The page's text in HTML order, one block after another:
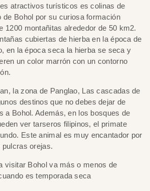
atractivos turísticos es colinas de
de Bohol por su curiosa formación
1200 montañitas alrededor de 50 km2.
cubiertas de hierba en la época de
en la época seca la hierba se seca y
un color marrón con un contorno
la zona de Panglao, Las cascadas de
destinos que no debes dejar de
a Bohol. Además, en los bosques de
ver tarseros filipinos, el primate
Este animal es muy encantador por
orejas.
visitar Bohol va más o menos de
es temporada seca